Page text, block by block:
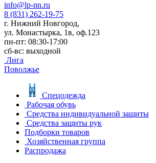
info@lp-nn.ru
8 (831) 262-19-75
г. Нижний Новгород,
ул. Монастырка, 1в, оф.123
пн-пт: 08:30-17:00
сб-вс: выходной
Лига
Поволжье
Спецодежда
Рабочая обувь
Средства индивидуальной защиты
Средства защиты рук
Подборки товаров
Хозяйственная группа
Распродажа